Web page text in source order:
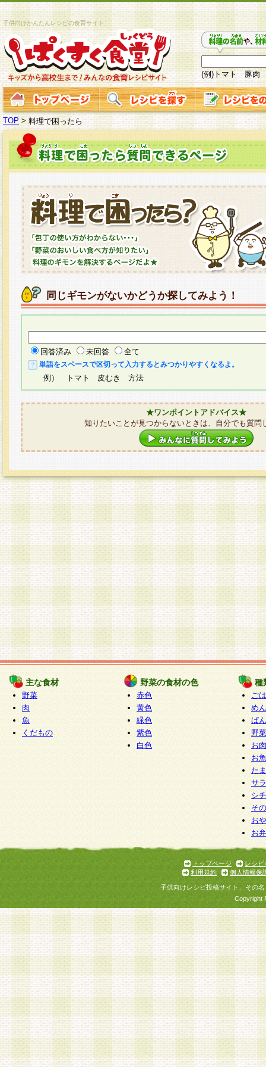
子供向けかんたんレシピの食育サイト
(例)トマト 豚肉
TOP >料理で困ったら
同じギモンがないかどうか探してみよう！
回答済み 未回答 全て
単語をスペースで区切って入力するとみつかりやすくなるよ。
例） トマト 皮むき 方法
★ワンポイントアドバイス★
知りたいことが見つからないときは、自分でも質問
主な食材
野菜
肉
魚
くだもの
野菜の食材の色
赤色
黄色
緑色
紫色
白色
種
ご
めん
ぱん
野
お
お
た
サ
シ
そ
お
お
トップページ
レシピ
利用規約
個人情報保
子供向けレシピ投稿サイト、その
Copyright